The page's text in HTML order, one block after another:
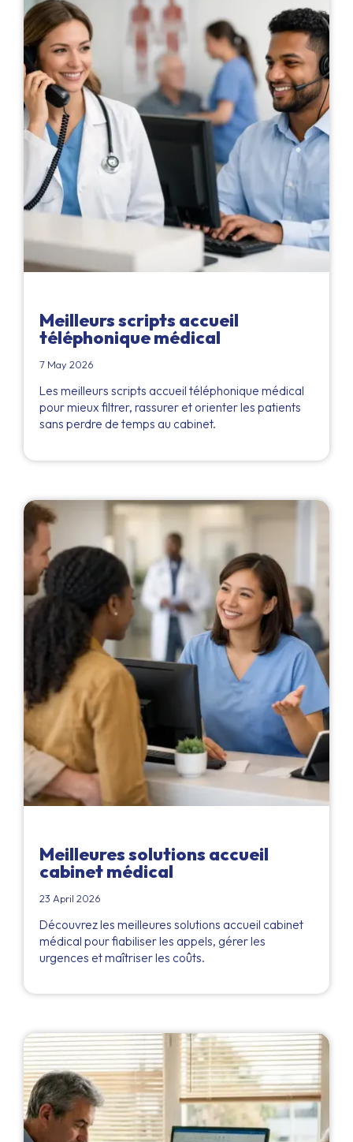
Meilleurs scripts accueil
téléphonique médical
7 May 2026
Les meilleurs scripts accueil téléphonique médical
pour mieux filtrer, rassurer et orienter les patients
sans perdre de temps au cabinet.
Meilleures solutions accueil
cabinet médical
23 April 2026
Découvrez les meilleures solutions accueil cabinet
médical pour fiabiliser les appels, gérer les
urgences et maîtriser les coûts.